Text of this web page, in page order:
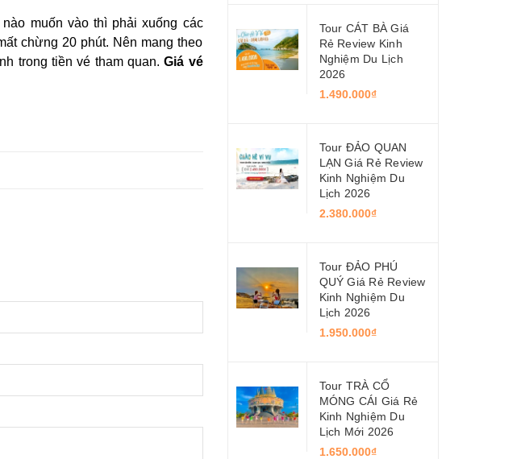
muốn vào thì phải xuống các
chừng 20 phút. Nên mang theo
trong tiền vé tham quan. Giá vé
Tour CÁT BÀ Giá
Rẻ Review Kinh
Nghiệm Du Lịch
2026
1.490.000₫
Tour ĐẢO QUAN
LẠN Giá Rẻ Review
Kinh Nghiệm Du
Lịch 2026
2.380.000₫
Tour ĐẢO PHÚ
QUÝ Giá Rẻ Review
Kinh Nghiệm Du
Lịch 2026
1.950.000₫
Tour TRÀ CỔ
MÓNG CÁI Giá Rẻ
Kinh Nghiệm Du
Lịch Mới 2026
1.650.000₫